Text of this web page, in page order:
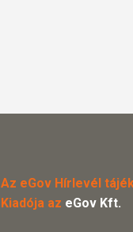
Az eGov Hírlevél
Kiadója az eGov Kft.